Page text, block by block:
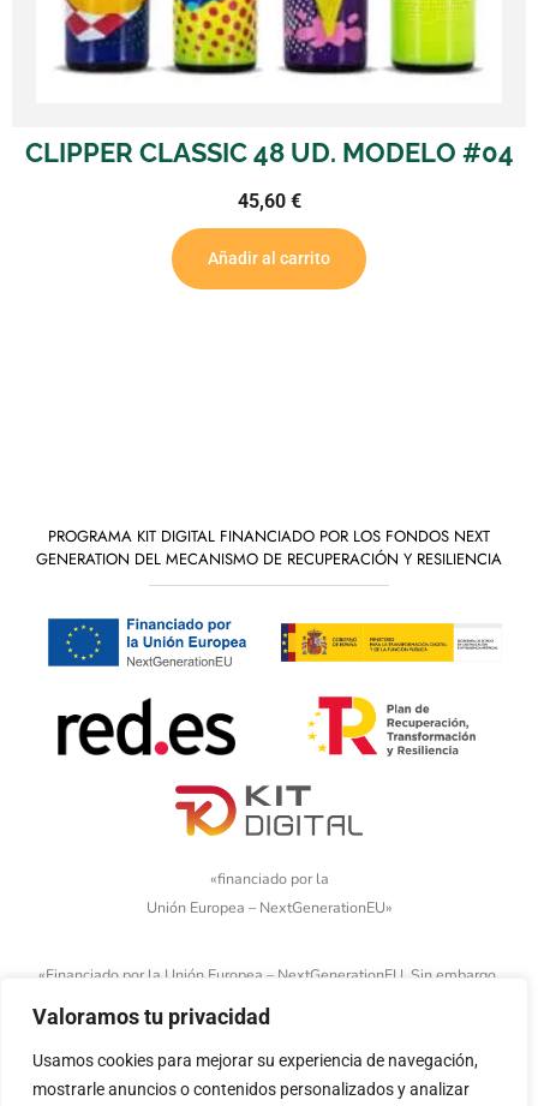
Valoramos tu privacidad
Usamos cookies para mejorar su experiencia de navegación,
mostrarle anuncios o contenidos personalizados y analizar
CLASSIC 48 UD. MODELO #04
45,60€
Añadir al carrito
PROGRAMA KIT DIGITAL FINANCIADO POR LOS FONDOS NEXT
GENERATION DEL MECANISMO DE RECUPERACIÓN Y RESILIENCIA
«financiado por la
Unión Europea – NextGenerationEU»
«Financiado por la Unión Europea – NextGenerationEU. Sin embargo,
los puntos de vista y las opiniones expresadas son únicamente los
del autor o autores y no reflejan necesariamente los de la Unión
Europea o la Comisión Europea. Ni la Unión Europea ni la Comisión
Europea pueden ser consideradas responsables de las mismas»